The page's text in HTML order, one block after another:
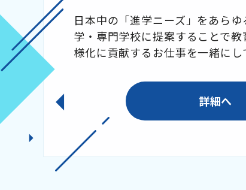
日本中の「進学ニーズ」をあら
学・専門学校に提案することで
様化に貢献するお仕事を一緒にし
詳細へ